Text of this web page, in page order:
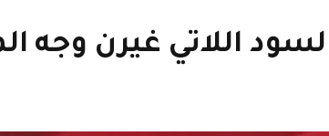
اللاتي غيرن وجه